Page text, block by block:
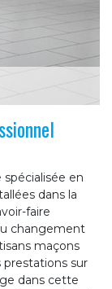
en
dans la
faire
changement
maçons
sur
dans cette